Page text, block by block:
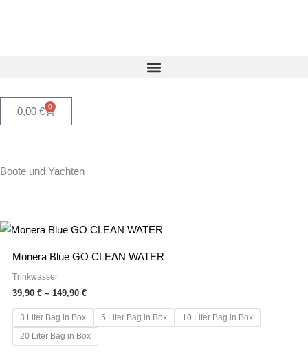
0,00 € 0
Warenkorb
Boote und Yachten
Monera Blue GO CLEAN WATER
Trinkwasser
39,90 € – 149,90 €
Preisspanne:
149,90 €
3 Liter Bag in Box 5 Liter Bag in Box
10 Liter Bag in Box
20 Liter Bag in Box
Dieses
auf.
Die